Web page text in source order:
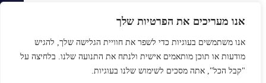
אנו מעריכים את הפרטיות שלך
אנו משתמשים בעוגיות כדי לשפר את חוויית הגלישה שלך, להגיש
מודעות או תוכן מותאמים אישית ולנתח את התנועה שלנו. בלחיצה על
"קבל הכל", אתה מסכים לשימוש שלנו בעוגיות.
Office@topmexp.co.il
0723941168